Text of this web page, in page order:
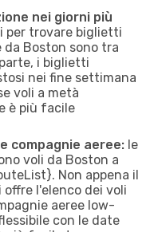
nei giorni più
per trovare biglietti
da Boston sono tra
i biglietti
nei fine settimana
voli a metà
è più facile
compagnie aeree: le
voli da Boston a
Non appena il
l'elenco dei voli
aeree low-
con le date